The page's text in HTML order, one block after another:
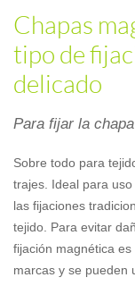
Chapas
tipo de
delicado
Para fijar la
Sobre todo para
trajes. Ideal para
las fijaciones
tejido. Para evitar
fijación magnética
marcas y se pueden